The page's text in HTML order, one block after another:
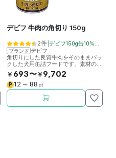
デビフ 牛肉の角切り 150g
2件|
ブランド デビフ
角切りにした良質牛肉をそのままパッ
クした犬用缶詰フードです。素材の新
鮮さを生かし特製スープで仕上げまし
た。
￥ 693〜￥ 9,702
P 12 〜 88 pt